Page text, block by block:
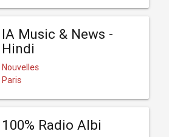
IA Music & News -
Hindi
Nouvelles
Paris
100% Radio Albi